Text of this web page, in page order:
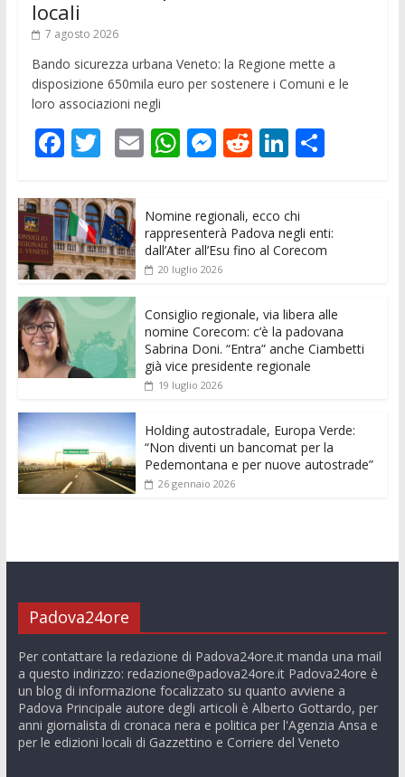
locali
7 agosto 2026
Bando sicurezza urbana Veneto: la Regione mette a
disposizione 650mila euro per sostenere i Comuni e le
loro associazioni negli
F
e
b
o
o
k
T
itt
er
E
l
W
s
A
p
p
M
ss
e
n
er
R
di
t
Li
k
e
dI
C
di
vi
Nomine regionali, ecco chi
rappresenterà Padova negli enti:
dall’Ater all’Esu fino al Corecom
20 luglio 2026
Consiglio regionale, via libera alle
nomine Corecom: c’è la padovana
Sabrina Doni. “Entra” anche Ciambetti
già vice presidente regionale
19 luglio 2026
Holding autostradale, Europa Verde:
“Non diventi un bancomat per la
Pedemontana e per nuove autostrade”
26 gennaio 2026
Padova24ore
Per contattare la redazione di Padova24ore.it manda una mail
a questo indirizzo: redazione@padova24ore.itPadova24ore è
un blog di informazione focalizzato su quanto avviene a
Padova Principale autore degli articoli è Alberto Gottardo, per
anni giornalista di cronaca nera e politica per l'Agenzia Ansa e
per le edizioni locali di Gazzettino e Corriere del Veneto